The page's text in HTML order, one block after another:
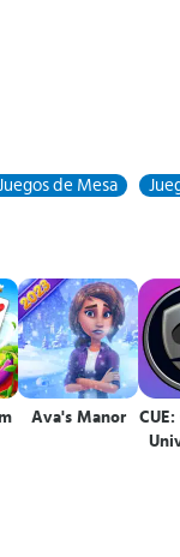
de Mesa
Ava's Manor